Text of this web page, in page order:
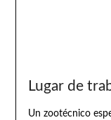
Lugar de
Un zootécnico